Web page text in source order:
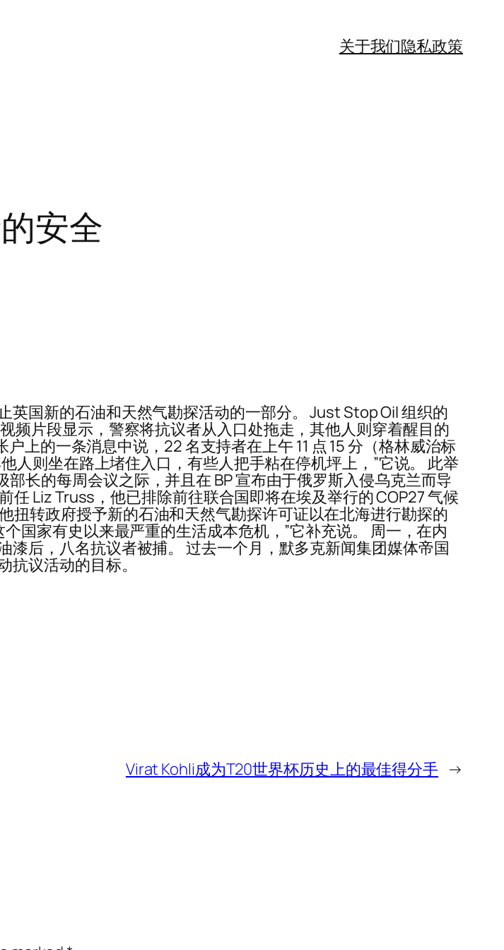
关于我们隐私政策
安全
国新的石油和天然气勘探活动的一部分。 Just Stop Oil 组织的
频片段显示，警察将抗议者从入口处拖走，其他人则穿着醒目的
上的一条消息中说，22 名支持者在上午 11 点 15 分（格林威治标
人则坐在路上堵住入口，有些人把手粘在停机坪上，”它说。 此举
长的每周会议之际，并且在 BP 宣布由于俄罗斯入侵乌克兰而导
任 Liz Truss，他已排除前往联合国即将在埃及举行的 COP27 气候
扭转政府授予新的石油和天然气勘探许可证以在北海进行勘探的
国家有史以来最严重的生活成本危机，”它补充说。 周一，在内
后，八名抗议者被捕。 过去一个月，默多克新闻集团媒体帝国
议活动的目标。
Virat Kohli成为T20世界杯历史上的最佳得分手 →